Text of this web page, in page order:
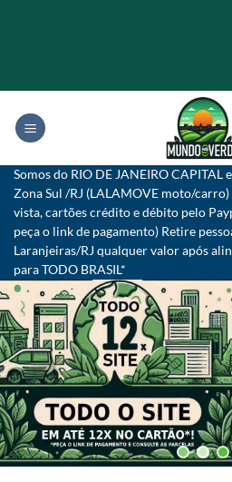
content
Somos do RIO DE JANEIRO CAPITAL
Zona Sul /RJ (LALAMOVE moto/
vista, cartões crédito e débito pelo
peça o link de pagamento) Retire
Laranjeiras/RJ qualquer valor após
para TODO BRASIL*